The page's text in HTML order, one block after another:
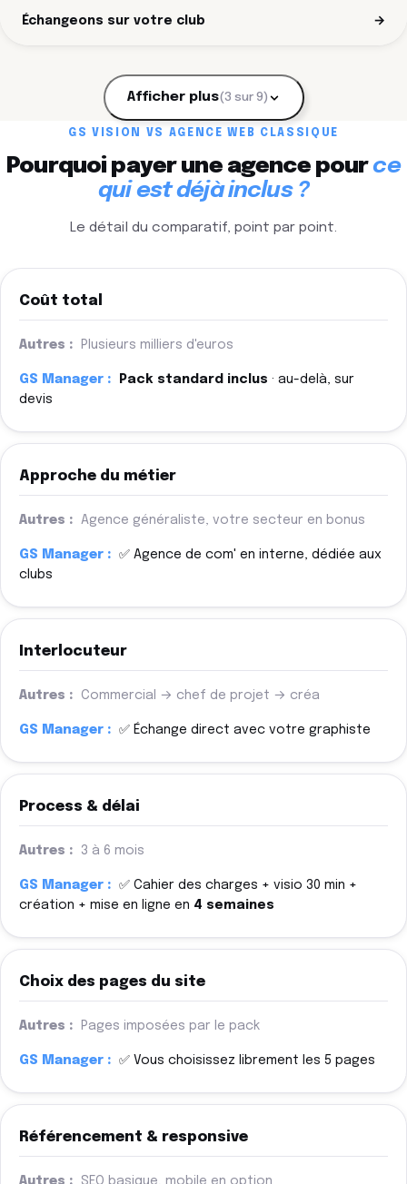
Échangeons sur votre club →
Afficher plus(3 sur 9)
GS VISION VS AGENCE WEB CLASSIQUE
Pourquoi payer une agence pource
qui est déjà inclus ?
Le détail du comparatif, point par point.
Coût total
Plusieurs milliers d'euros
Pack standard inclus · au-delà, sur
devis
Approche du métier
Agence généraliste, votre secteur en bonus
✅ Agence de com' en interne, dédiée aux
clubs
Interlocuteur
Commercial → chef de projet → créa
✅ Échange direct avec votre graphiste
Process & délai
3 à 6 mois
✅ Cahier des charges + visio 30 min +
création + mise en ligne en 4 semaines
Choix des pages du site
Pages imposées par le pack
✅ Vous choisissez librement les 5 pages
Référencement & responsive
SEO basique, mobile en option